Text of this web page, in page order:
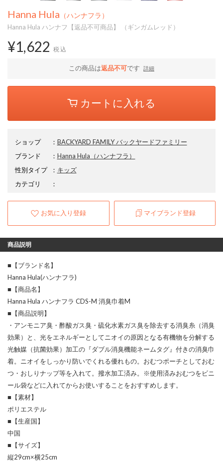
Hanna Hula （ハンナフラ）
Hanna Hula ハンナフ【返品不可商品】 （ギンガムレッド）
¥1,622 税込
この商品は返品不可です 詳細
カートに入れる
ショップ ： BACKYARD FAMILY バックヤードファミリー
ブランド
： Hanna Hula （ハンナフラ）
性別タイプ
： キッズ
カテゴリ
：
お気に入り登録 マイブランド登録
商品説明
■【ブランド名】
Hanna Hula(ハンナフラ)
■【商品名】
Hanna Hula ハンナフラ CDS-M 消臭巾着M
■【商品説明】
・アンモニア臭・酢酸ガス臭・硫化水素ガス臭を除去する消臭糸（消臭
効果）と、光をエネルギーとしてニオイの原因となる有機物を分解する
光触媒（抗菌効果）加工の『ダブル消臭機能ネームタグ』付きの消臭巾
着。ニオイをしっかり防いでくれる優れもの。おむつポーチとしておむ
つ・おしりナップ等を入れて。撥水加工済み。※使用済みおむつをビニ
ール袋などに入れてからお使いすることをおすすめします。
■【素材】
ポリエステル
■【生産国】
中国
■【サイズ】
縦29cm×横25cm